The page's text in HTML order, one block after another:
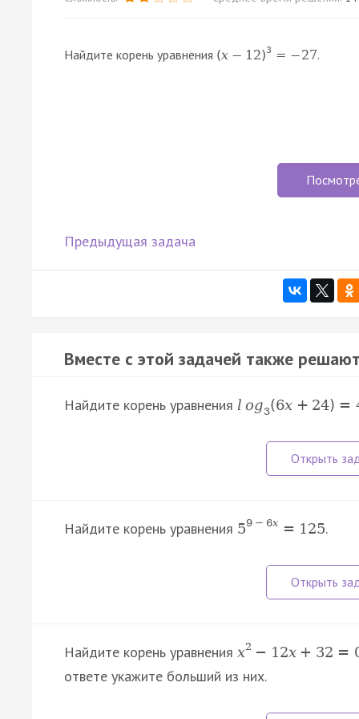
Найдите корень уравнения (x − 12)3 = −27.
Предыдущая задача
Вместе с этой задачей также
Найдите корень уравнения l og3(6x + 24) =
Найдите корень уравнения 59 − 6x = 125.
Найдите корень уравнения x2 − 12x + 32 =
ответе укажите больший из них.